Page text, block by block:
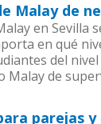
Malay de
en Sevilla
en qué
del
Malay de
parejas